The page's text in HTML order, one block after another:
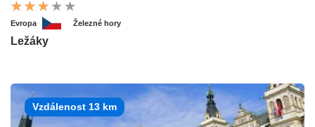
Evropa Železné hory
Ležáky
Vzdálenost 13 km